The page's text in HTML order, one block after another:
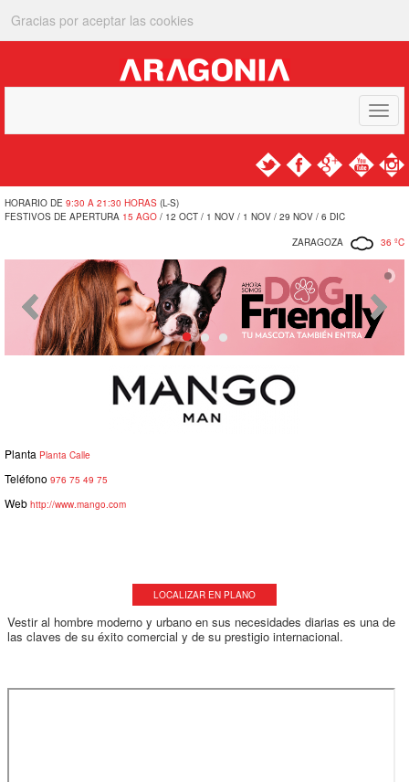
Gracias por aceptar las cookies
Toggle
HORARIO DE 9:30 A 21:30 HORAS (L-S)
FESTIVOS DE APERTURA 15 AGO / 12 OCT / 1 NOV / 1 NOV / 29 NOV / 6 DIC
ZARAGOZA 36 ºC
Planta Planta Calle
Teléfono 976 75 49 75
Web http://www.mango.com
LOCALIZAR EN PLANO
Vestir al hombre moderno y urbano en sus necesidades diarias es una de
las claves de su éxito comercial y de su prestigio internacional.